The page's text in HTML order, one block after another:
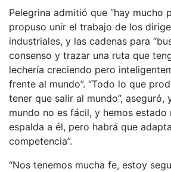
Pelegrina admitió que “hay mucho
propuso unir el trabajo de los
industriales, y las cadenas para
consenso y trazar una ruta que
lechería creciendo pero
frente al mundo”. “Todo lo que
tener que salir al mundo”, aseguró,
mundo no es fácil, y hemos estado
espalda a él, pero habrá que
competencia”.
“Nos tenemos mucha fe, estoy